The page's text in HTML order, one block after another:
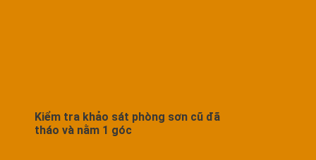
Kiểm tra khảo sát phòng sơn cũ đã
tháo và nằm 1 góc